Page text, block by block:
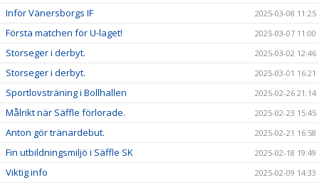
Inför Vänersborgs IF 2025-03-08 11:25
Första matchen för U-laget! 2025-03-07 11:00
Storseger i derbyt. 2025-03-02 12:46
Storseger i derbyt. 2025-03-01 16:21
Sportlovsträning i Bollhallen 2025-02-26 21:14
Målrikt när Säffle förlorade. 2025-02-23 15:45
Anton gör tränardebut. 2025-02-21 16:58
Fin utbildningsmiljö i Säffle SK 2025-02-18 19:49
Viktig info 2025-02-09 14:33